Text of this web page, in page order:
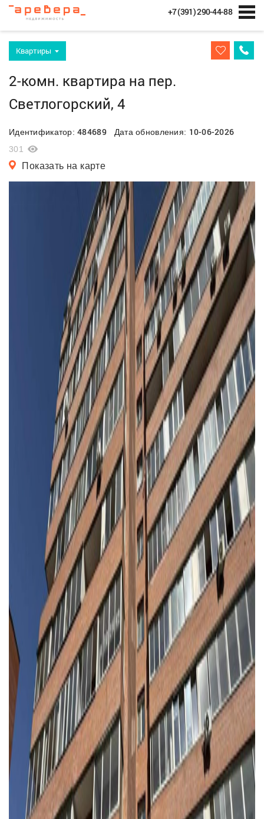
+7 (391) 290-44-88
Квартиры
2-комн. квартира на пер.
Светлогорский, 4
Идентификатор:484689Дата обновления: 10-06-2026
301
Показать на карте